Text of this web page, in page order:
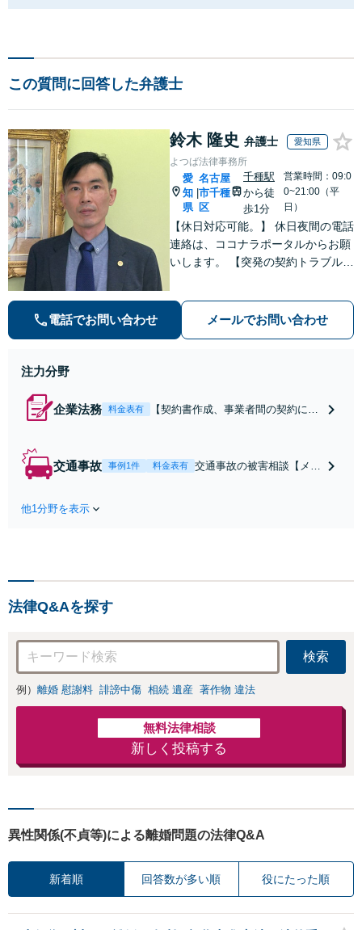
この質問に回答した弁護士
鈴木 隆史 弁護士 愛知県
よつば法律事務所
愛
知
県
名古屋
市千種
区
千種駅
から徒
歩1分
営業時間：09:0
0~21:00（平
日）
【休日対応可能。】 休日夜間の電話
連絡は、ココナラポータルからお願
いします。 【突発の契約トラブルへ
多い部署に在籍」トラブル等に対し
状況に応じて適切に問題解決を図り
電話でお問い合わせ メールでお問い合わせ
注力分野
企業法務 料金表有
【契約書作成、事業者間の契約に関
クレーム対応】政令指定都市で10年
間クレームの多い部署に在籍した弁
交通事故 事例1件 料金表有
交通事故の被害相談【メー
他1分野を表示
法律Q&Aを探す
検索
例） 離婚 慰謝料 誹謗中傷 相続 遺産 著作物 違法
無料法律相談
新しく投稿する
異性関係(不貞等)による離婚問題の法律Q&A
新着順 回答数が多い順 役にたった順